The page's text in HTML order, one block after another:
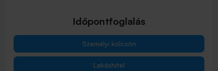
Időpontfoglalás
Személyi kölcsön
Lakáshitel